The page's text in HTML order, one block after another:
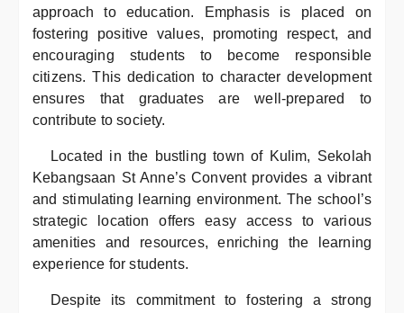
approach to education. Emphasis is placed on
fostering positive values, promoting respect, and
encouraging students to become responsible
citizens. This dedication to character development
ensures that graduates are well-prepared to
contribute to society.
Located in the bustling town of Kulim, Sekolah
Kebangsaan St Anne’s Convent provides a vibrant
and stimulating learning environment. The school’s
strategic location offers easy access to various
amenities and resources, enriching the learning
experience for students.
Despite its commitment to fostering a strong